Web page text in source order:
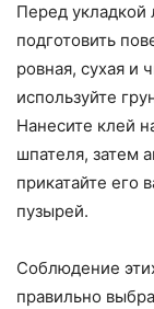
Перед
подготовить
ровная, сухая и
используйте
Нанесите клей
шпателя, затем
прикатайте его
пузырей.
Соблюдение
правильно